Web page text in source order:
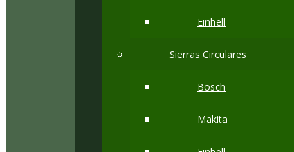
Einhell
Sierras Circulares
Bosch
Makita